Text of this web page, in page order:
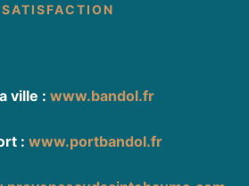
SATISFACTION
ville : www.bandol.fr
: www.portbandol.fr